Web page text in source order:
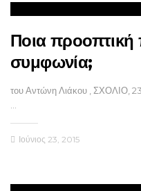
Ποια προοπτική
συμφωνία;
του Αντώνη Λιάκου , ΣΧΟΛΙΟ, 23
Ιούνιος 23, 2015